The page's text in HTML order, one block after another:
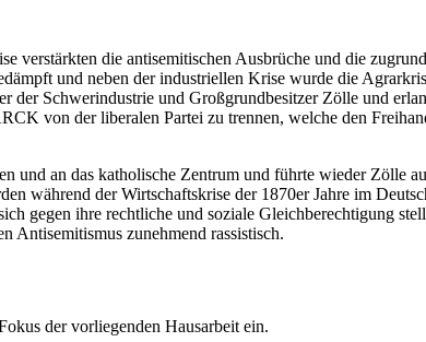
verstärkten die antisemitischen Ausbrüche und die
und neben der industriellen Krise wurde die
Schwerindustrie und Großgrundbesitzer Zölle und
von der liberalen Partei zu trennen, welche den
an das katholische Zentrum und führte wieder Zölle
während der Wirtschaftskrise der 1870er Jahre im
gegen ihre rechtliche und soziale Gleichberechtigung
Antisemitismus zunehmend rassistisch.
der vorliegenden Hausarbeit ein.